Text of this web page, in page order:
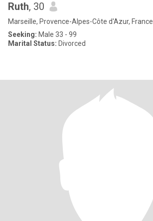
Ruth, 30
Marseille, Provence-Alpes-Côte d'Azur, France
Seeking: Male 33 - 99
Marital Status: Divorced